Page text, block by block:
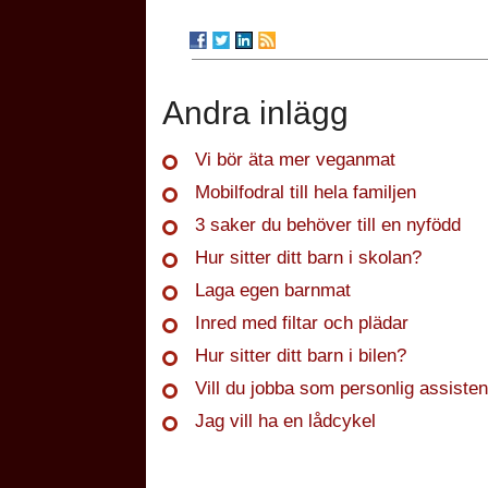
Andra inlägg
Vi bör äta mer veganmat
Mobilfodral till hela familjen
3 saker du behöver till en nyfödd
Hur sitter ditt barn i skolan?
Laga egen barnmat
Inred med filtar och plädar
Hur sitter ditt barn i bilen?
Vill du jobba som personlig
Jag vill ha en lådcykel